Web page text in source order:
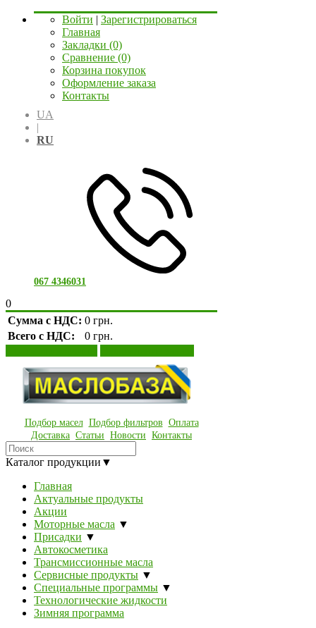
Войти | Зарегистрироваться
Главная
Закладки (0)
Сравнение (0)
Корзина покупок
Оформление заказа
Контакты
UA
|
RU
067 4346031
0
Сумма с НДС: 0 грн.
Всего с НДС:
0 грн.
Подбор масел Подбор фильтров Оплата
Доставка Статьи Новости Контакты
Каталог продукции ▼
Главная
Актуальные продукты
Акции
Моторные масла ▼
Присадки ▼
Автокосметика
Трансмиссионные масла
Сервисные продукты ▼
Специальные программы ▼
Технологические жидкости
Зимняя программа